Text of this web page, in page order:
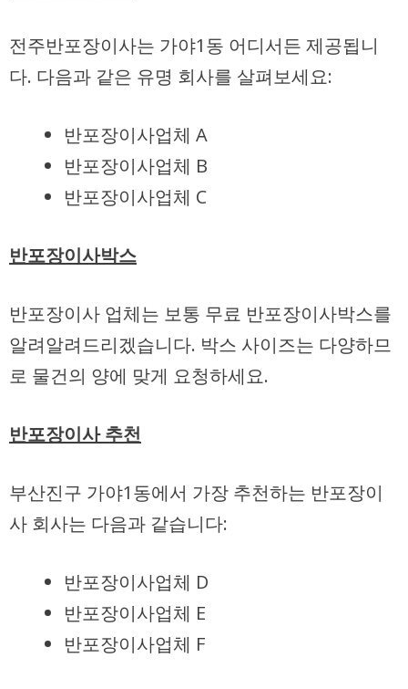
전주반포장이사는 가야1동 어디서든 제공됩니
다. 다음과 같은 유명 회사를 살펴보세요:
반포장이사업체 A
반포장이사업체 B
반포장이사업체 C
반포장이사박스
반포장이사 업체는 보통 무료 반포장이사박스를
알려알려드리겠습니다. 박스 사이즈는 다양하므
로 물건의 양에 맞게 요청하세요.
반포장이사 추천
부산진구 가야1동에서 가장 추천하는 반포장이
사 회사는 다음과 같습니다:
반포장이사업체 D
반포장이사업체 E
반포장이사업체 F